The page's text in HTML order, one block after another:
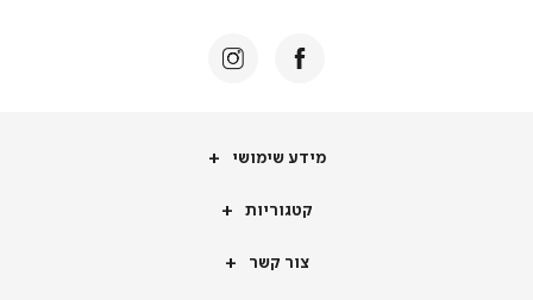
מידע
מידע שימושי
קטגוריותקטגוריות
צור
צור קשר